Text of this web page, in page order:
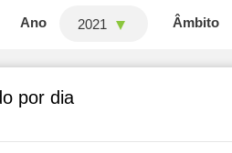
Ano 2021 Âmbito
por dia